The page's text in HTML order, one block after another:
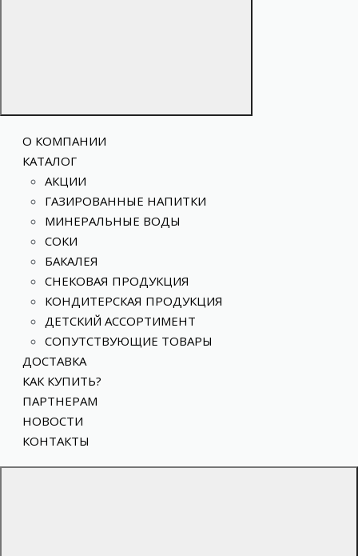
О КОМПАНИИ
КАТАЛОГ
АКЦИИ
ГАЗИРОВАННЫЕ НАПИТКИ
МИНЕРАЛЬНЫЕ ВОДЫ
СОКИ
БАКАЛЕЯ
СНЕКОВАЯ ПРОДУКЦИЯ
КОНДИТЕРСКАЯ ПРОДУКЦИЯ
ДЕТСКИЙ АССОРТИМЕНТ
СОПУТСТВУЮЩИЕ ТОВАРЫ
ДОСТАВКА
КАК КУПИТЬ?
ПАРТНЕРАМ
НОВОСТИ
КОНТАКТЫ